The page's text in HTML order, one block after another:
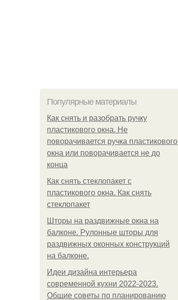
Популярные материалы
Как снять и разобрать ручку
пластикового окна. Не
поворачивается ручка пластикового
окна или поворачивается не до
конца
Как снять стеклопакет с
пластикового окна. Как снять
стеклопакет
Шторы на раздвижные окна на
балконе. Рулонные шторы для
раздвижных оконных конструкций
на балконе.
Идеи дизайна интерьера
современной кухни 2022-2023.
Общие советы по планированию